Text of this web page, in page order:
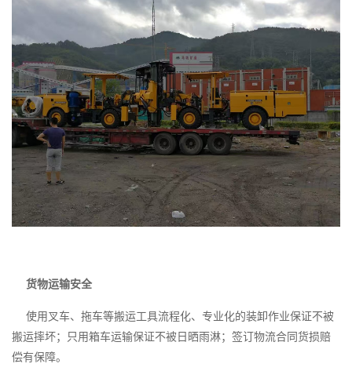
货物运输安全
使用叉车、拖车等搬运工具流程化、专业化的装卸作业保证不被
搬运摔坏；只用箱车运输保证不被日晒雨淋；签订物流合同货损赔
偿有保障。